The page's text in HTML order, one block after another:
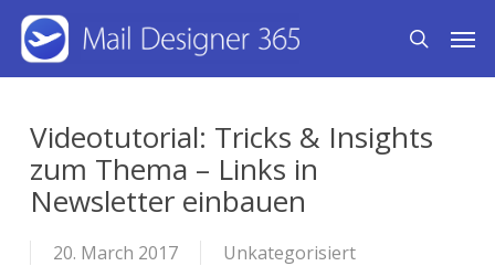
Skip
content
search
Videotutorial: Tricks & Insights
zum Thema – Links in
Newsletter einbauen
20. March 2017 Unkategorisiert